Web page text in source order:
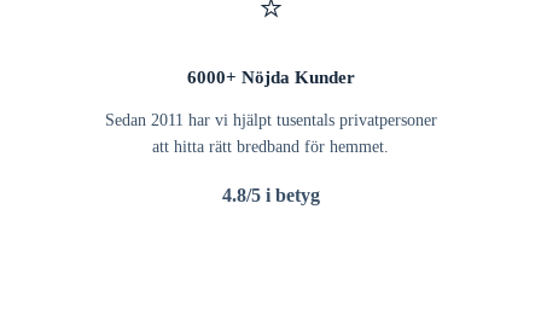
⭐
6000+ Nöjda Kunder
Sedan 2011 har vi hjälpt tusentals privatpersoner
att hitta rätt bredband för hemmet.
4.8/5 i betyg